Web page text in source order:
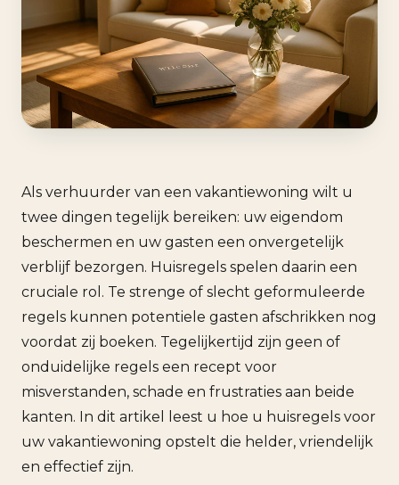
Als verhuurder van een vakantiewoning wilt u
twee dingen tegelijk bereiken: uw eigendom
beschermen en uw gasten een onvergetelijk
verblijf bezorgen. Huisregels spelen daarin een
cruciale rol. Te strenge of slecht geformuleerde
regels kunnen potentiele gasten afschrikken nog
voordat zij boeken. Tegelijkertijd zijn geen of
onduidelijke regels een recept voor
misverstanden, schade en frustraties aan beide
kanten. In dit artikel leest u hoe u huisregels voor
uw vakantiewoning opstelt die helder, vriendelijk
en effectief zijn.